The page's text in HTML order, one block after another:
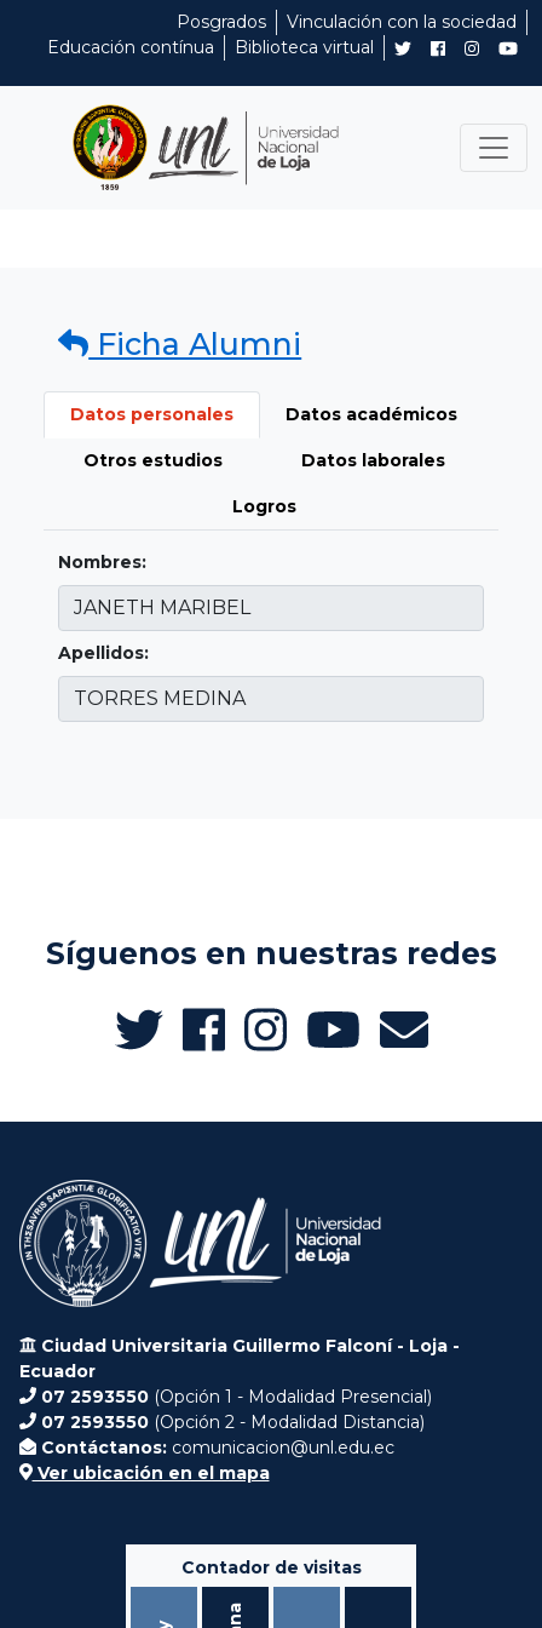
Posgrados
Vinculación con la sociedad
Educación contínua
Biblioteca virtual
Ficha Alumni
Datos personales Datos académicos
Otros estudios Datos laborales
Logros
Nombres:
Apellidos:
Síguenos en nuestras redes
Ciudad Universitaria Guillermo Falconí - Loja -
Ecuador
07 2593550 (Opción 1 - Modalidad Presencial)
07 2593550 (Opción 2 - Modalidad Distancia)
Contáctanos: comunicacion@unl.edu.ec
Ver ubicación en el mapa
Contador de visitas